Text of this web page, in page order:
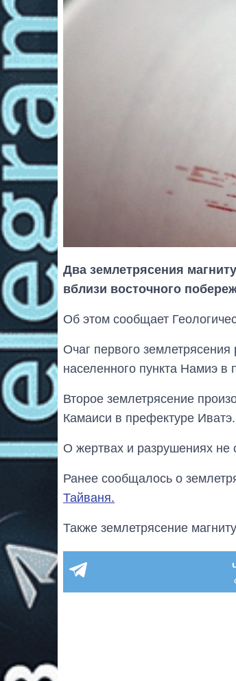
Два землетрясения
вблизи восточного
Об этом сообщает
Очаг первого
населенного пункта Намиэ в
Второе землетрясение
Камаиси в префектуре Иватэ.
О жертвах и разрушениях не
Ранее сообщалось о
Тайваня.
Также землетрясение